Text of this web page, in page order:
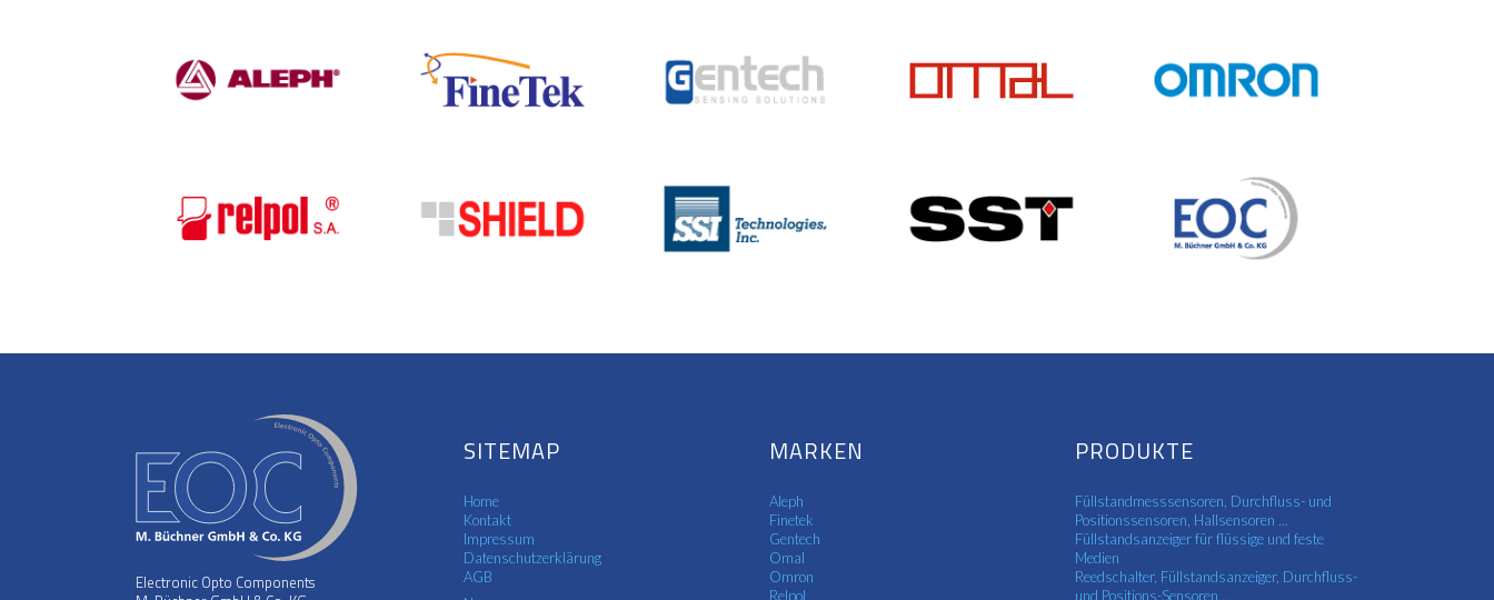
Electronic Opto Components
SITEMAP
Home
Kontakt
Impressum
Datenschutzerklärung
AGB
MARKEN
Aleph
Finetek
Gentech
Omal
Omron
Relpol
PRODUKTE
Füllstandmesssensoren, Durchfluss- und
Positionssensoren, Hallsensoren ...
Füllstandsanzeiger für flüssige und feste
Medien
Reedschalter, Füllstandsanzeiger, Durchfluss-
und Positions-Sensoren ...